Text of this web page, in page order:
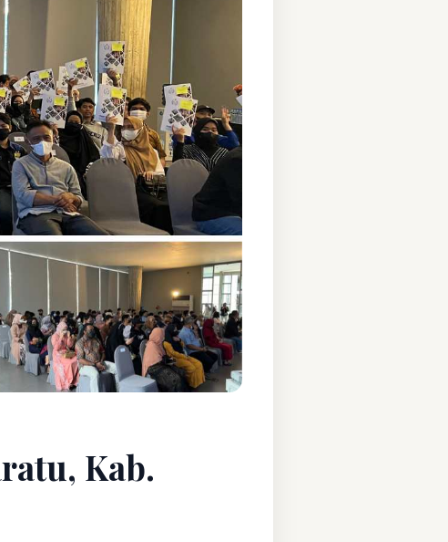
Kab.